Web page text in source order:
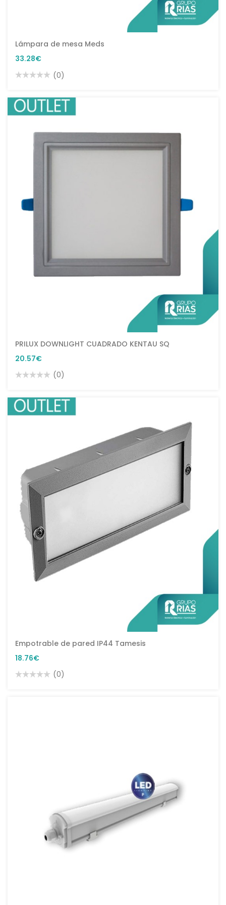
Lámpara de mesa Meds
33.28€
(0)
PRILUX DOWNLIGHT CUADRADO KENTAU SQ
20.57€
(0)
Empotrable de pared IP44 Tamesis
18.76€
(0)